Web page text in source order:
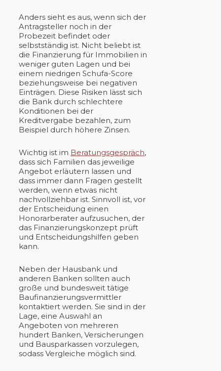
Anders sieht es aus, wenn sich der
Antragsteller noch in der
Probezeit befindet oder
selbstständig ist. Nicht beliebt ist
die Finanzierung für Immobilien in
weniger guten Lagen und bei
einem niedrigen Schufa-Score
beziehungsweise bei negativen
Einträgen. Diese Risiken lässt sich
die Bank durch schlechtere
Konditionen bei der
Kreditvergabe bezahlen, zum
Beispiel durch höhere Zinsen.
Wichtig ist im Beratungsgespräch,
dass sich Familien das jeweilige
Angebot erläutern lassen und
dass immer dann Fragen gestellt
werden, wenn etwas nicht
nachvollziehbar ist. Sinnvoll ist, vor
der Entscheidung einen
Honorarberater aufzusuchen, der
das Finanzierungskonzept prüft
und Entscheidungshilfen geben
kann.
Neben der Hausbank und
anderen Banken sollten auch
große und bundesweit tätige
Baufinanzierungsvermittler
kontaktiert werden. Sie sind in der
Lage, eine Auswahl an
Angeboten von mehreren
hundert Banken, Versicherungen
und Bausparkassen vorzulegen,
sodass Vergleiche möglich sind.